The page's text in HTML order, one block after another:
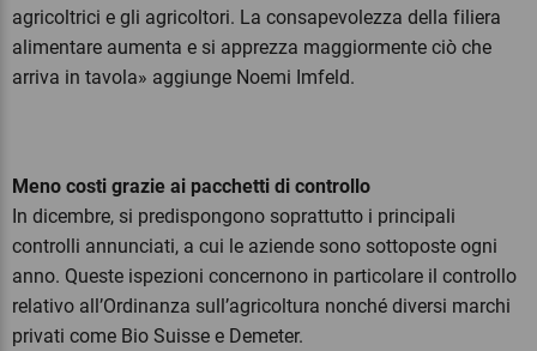
agricoltrici e gli agricoltori. La consapevolezza della filiera
alimentare aumenta e si apprezza maggiormente ciò che
arriva in tavola» aggiunge Noemi Imfeld.
Meno costi grazie ai pacchetti di controllo
In dicembre, si predispongono soprattutto i principali
controlli annunciati, a cui le aziende sono sottoposte ogni
anno. Queste ispezioni concernono in particolare il controllo
relativo all’Ordinanza sull’agricoltura nonché diversi marchi
privati come Bio Suisse e Demeter.